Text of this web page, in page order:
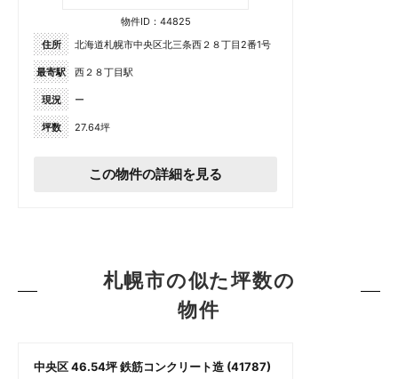
物件ID：44825
住所
北海道札幌市中央区北三条西２８丁目2番1号
最寄駅 西２８丁目駅
現況 ー
坪数 27.64坪
この物件の詳細を見る
札幌市の似た坪数の
物件
中央区 46.54坪 鉄筋コンクリート造 (41787)